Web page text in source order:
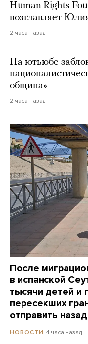
Human Rights
возглавляет
2 часа назад
На ютьюбе
община»
2 часа назад
После
в испанской
тысячи детей и
пересекших
отправить назад
НОВОСТИ 4 часа назад